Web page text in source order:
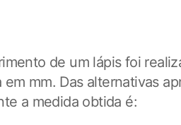
de um lápis foi
mm. Das alternativas
a medida obtida é: